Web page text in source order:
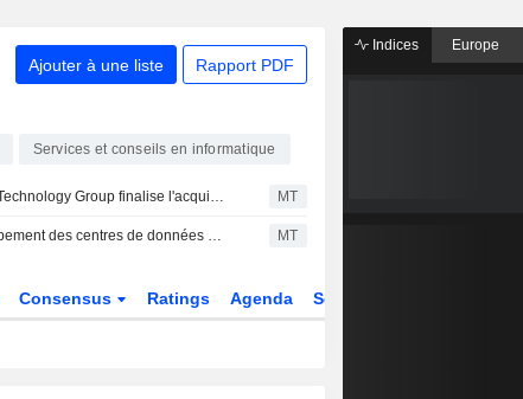
Ajouter à une liste Rapport PDF
Services et conseils en informatique
Macquarie Technology Group finalise l'acquisition d'un terrain à Macquarie Park MT
Le développement des centres de données en Australie pourrait atteindre 150 milliards de dollars australiens d'ici 2030 et devenir le principal moteur de l'investissement des entreprises, selon la CommBank MT
Consensus Ratings Agenda Secteur
Indices Europe